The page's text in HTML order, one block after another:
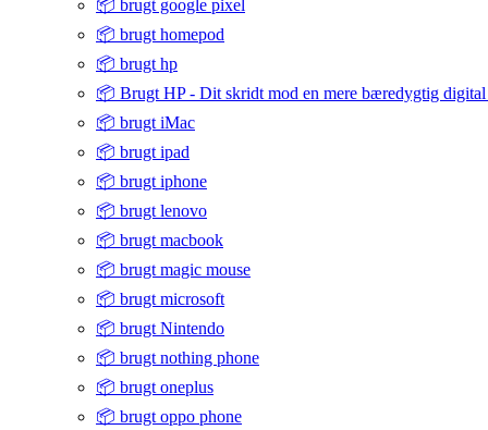
📦 brugt google pixel
📦 brugt homepod
📦 brugt hp
📦 Brugt HP - Dit skridt mod en mere bæredygtig
📦 brugt iMac
📦 brugt ipad
📦 brugt iphone
📦 brugt lenovo
📦 brugt macbook
📦 brugt magic mouse
📦 brugt microsoft
📦 brugt Nintendo
📦 brugt nothing phone
📦 brugt oneplus
📦 brugt oppo phone